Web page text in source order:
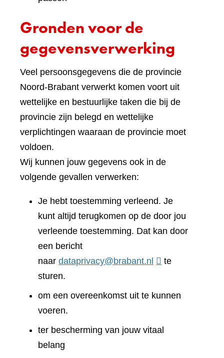
Gronden voor de
gegevensverwerking
Veel persoonsgegevens die de provincie
Noord-Brabant verwerkt komen voort uit
wettelijke en bestuurlijke taken die bij de
provincie zijn belegd en wettelijke
verplichtingen waaraan de provincie moet
voldoen.
Wij kunnen jouw gegevens ook in de
volgende gevallen verwerken:
Je hebt toestemming verleend. Je
kunt altijd terugkomen op de door jou
verleende toestemming. Dat kan door
een bericht
naar dataprivacy@brabant.nl
te
sturen.
om een overeenkomst uit te kunnen
voeren.
ter bescherming van jouw vitaal
belang